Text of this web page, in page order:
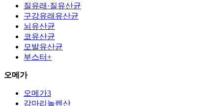
질유래·질유산균
구강유래유산균
뇌유산균
코유산균
모발유산균
부스터+
오메가
오메가3
감마리놀렌산